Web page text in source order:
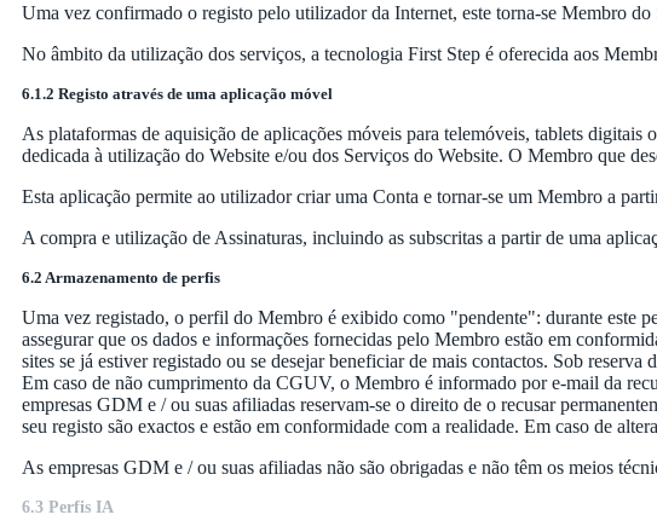
Uma vez confirmado o registo pelo utilizador da Internet, este torna-se Membro
No âmbito da utilização dos serviços, a tecnologia First Step é oferecida aos
6.1.2 Registo através de uma aplicação móvel
As plataformas de aquisição de aplicações móveis para telemóveis, tablets
dedicada à utilização do Website e/ou dos Serviços do Website. O Membro que
Esta aplicação permite ao utilizador criar uma Conta e tornar-se um Membro a
A compra e utilização de Assinaturas, incluindo as subscritas a partir de uma
6.2 Armazenamento de perfis
Uma vez registado, o perfil do Membro é exibido como "pendente": durante este
assegurar que os dados e informações fornecidas pelo Membro estão em
sites se já estiver registado ou se desejar beneficiar de mais contactos. Sob
Em caso de não cumprimento da CGUV, o Membro é informado por e-mail da
empresas GDM e / ou suas afiliadas reservam-se o direito de o recusar
seu registo são exactos e estão em conformidade com a realidade. Em caso de
As empresas GDM e / ou suas afiliadas não são obrigadas e não têm os meios
6.3 Perfis IA